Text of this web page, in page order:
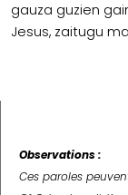
gauza guzien
Jesus, zaitugu
Observations :
Ces paroles